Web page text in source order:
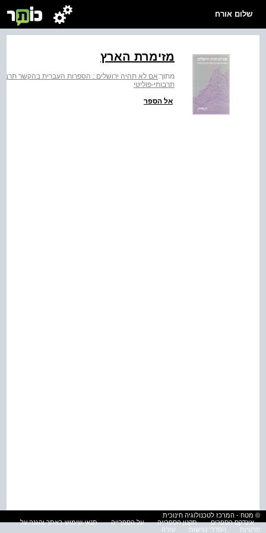
שלום אורח
מזימרת הארץ
מתוך:אם לא תהיה ירושלים : הספרות העברית בהקשר
תרבותי-פוליטי
אל הספר
© מטח - המרכז לטכנולוגיה חינוכית
אינדקס הספרים
תקנון הספרייה על הספרייה
תנאי שימוש באתר והגנה על
פרטיות
הסדרי נגישות עזרה